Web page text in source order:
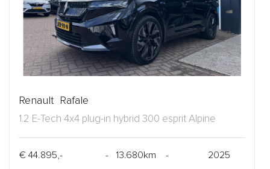
Renault Rafale
1.2 E-Tech 4x4 plug-in hybrid 300 esprit Alpine
€ 44.895,- - 13.680km - 2025